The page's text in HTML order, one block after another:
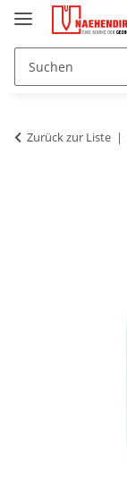
Zurück zur Liste